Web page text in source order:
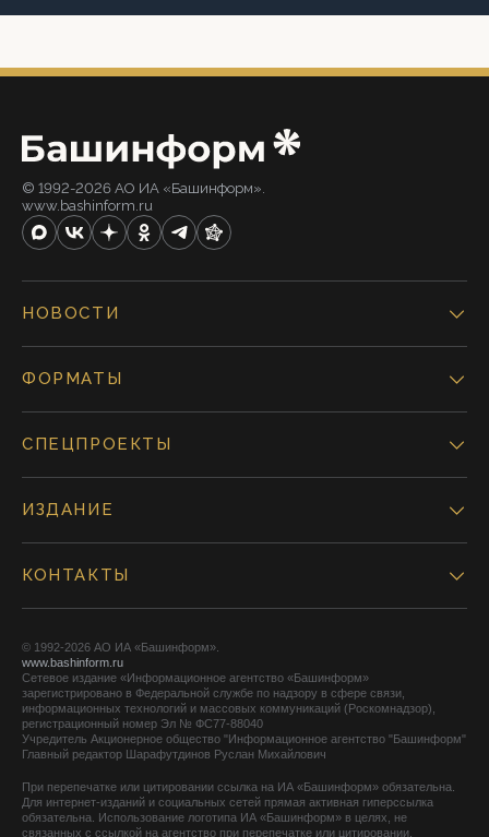
© 1992-2026 АО ИА «Башинформ».
www.bashinform.ru
НОВОСТИ
ФОРМАТЫ
СПЕЦПРОЕКТЫ
ИЗДАНИЕ
КОНТАКТЫ
© 1992-2026 АО ИА «Башинформ».
www.bashinform.ru
Сетевое издание «Информационное агентство «Башинформ»
зарегистрировано в Федеральной службе по надзору в сфере связи,
информационных технологий и массовых коммуникаций (Роскомнадзор),
регистрационный номер Эл № ФС77-88040
Учредитель Акционерное общество "Информационное агентство "Башинформ"
Главный редактор Шарафутдинов Руслан Михайлович
При перепечатке или цитировании ссылка на ИА «Башинформ» обязательна.
Для интернет-изданий и социальных сетей прямая активная гиперссылка
обязательна. Использование логотипа ИА «Башинформ» в целях, не
связанных с ссылкой на агентство при перепечатке или цитировании,